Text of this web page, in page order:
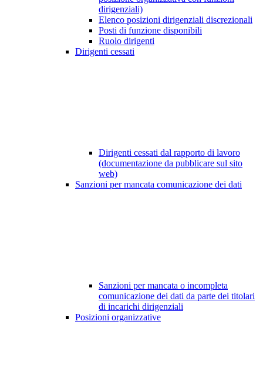
dirigenziali)
Elenco posizioni dirigenziali discrezionali
Posti di funzione disponibili
Ruolo dirigenti
Dirigenti cessati
Dirigenti cessati dal rapporto di lavoro
(documentazione da pubblicare sul sito
web)
Sanzioni per mancata comunicazione dei dati
Sanzioni per mancata o incompleta
comunicazione dei dati da parte dei titolari
di incarichi dirigenziali
Posizioni organizzative